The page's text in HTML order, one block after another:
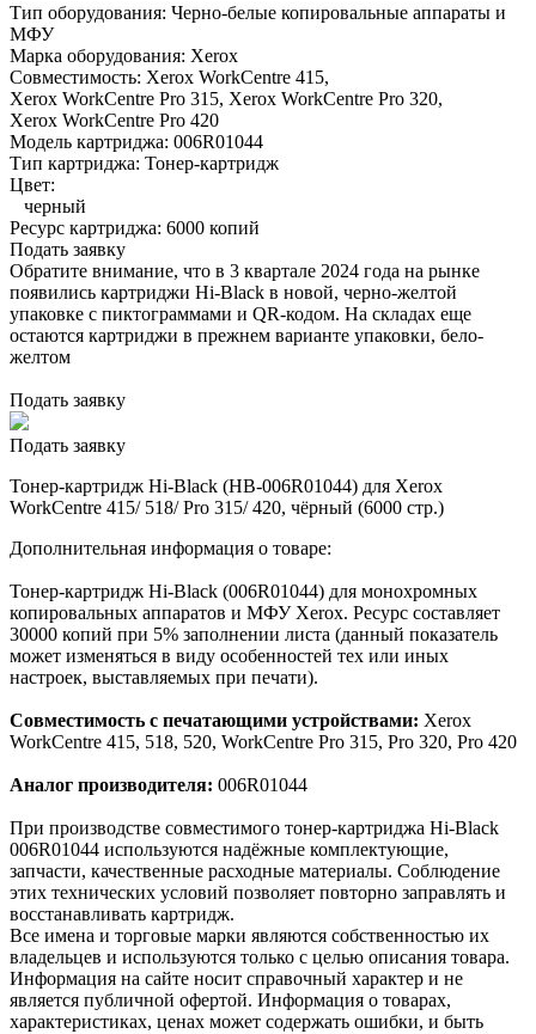
Тип оборудования: Черно-белые копировальные аппараты и
МФУ
Марка оборудования: Xerox
Совместимость: Xerox WorkCentre 415,
Xerox WorkCentre Pro 315, Xerox WorkCentre Pro 320,
Xerox WorkCentre Pro 420
Модель картриджа: 006R01044
Тип картриджа: Тонер-картридж
Цвет:
черный
Ресурс картриджа: 6000 копий
Подать заявку
Обратите внимание, что в 3 квартале 2024 года на рынке
появились картриджи Hi-Black в новой, черно-желтой
упаковке с пиктограммами и QR-кодом. На складах еще
остаются картриджи в прежнем варианте упаковки, бело-
желтом
Подать заявку
Подать заявку
Тонер-картридж Hi-Black (HB-006R01044) для Xerox
WorkCentre 415/ 518/ Pro 315/ 420, чёрный (6000 стр.)
Дополнительная информация о товаре:
Тонер-картридж Hi-Black (006R01044) для монохромных
копировальных аппаратов и МФУ Xerox. Ресурс составляет
30000 копий при 5% заполнении листа (данный показатель
может изменяться в виду особенностей тех или иных
настроек, выставляемых при печати).
Совместимость с печатающими устройствами: Xerox
WorkCentre 415, 518, 520, WorkCentre Pro 315, Pro 320, Pro 420
Аналог производителя: 006R01044
При производстве совместимого тонер-картриджа Hi-Black
006R01044 используются надёжные комплектующие,
запчасти, качественные расходные материалы. Соблюдение
этих технических условий позволяет повторно заправлять и
восстанавливать картридж.
Все имена и торговые марки являются собственностью их
владельцев и используются только с целью описания товара.
Информация на сайте носит справочный характер и не
является публичной офертой. Информация о товарах,
характеристиках, ценах может содержать ошибки, и быть